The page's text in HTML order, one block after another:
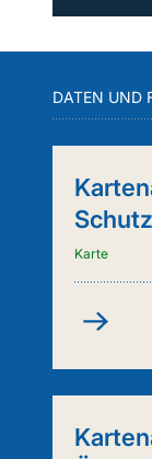
Kuh
DATEN UND
Karte
in